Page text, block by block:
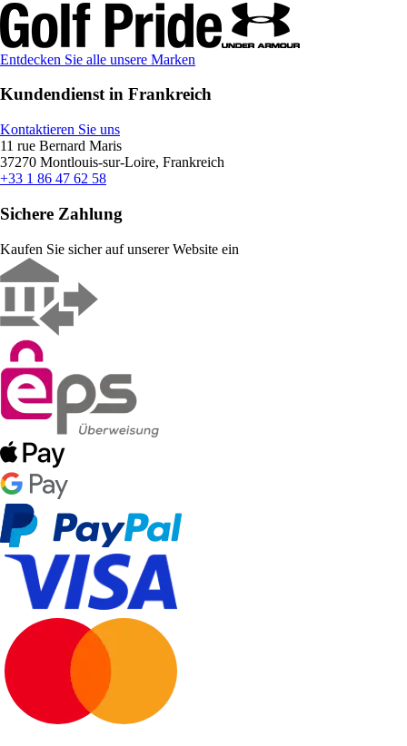
Entdecken Sie alle unsere Marken
Kundendienst in Frankreich
Kontaktieren Sie uns
11 rue Bernard Maris
37270 Montlouis-sur-Loire, Frankreich
+33 1 86 47 62 58
Sichere Zahlung
Kaufen Sie sicher auf unserer Website ein